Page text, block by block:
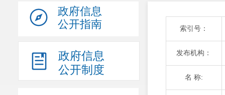
政府信息
公开指南
政府信息
公开制度
索引号：
发布机构：
名 称: